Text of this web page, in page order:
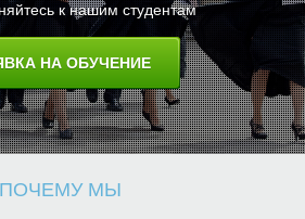
к нашим студентам
НА ОБУЧЕНИЕ
ПОЧЕМУ МЫ